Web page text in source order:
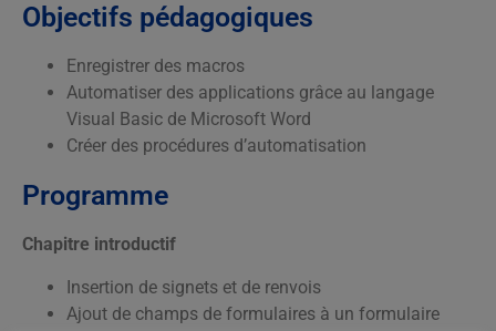
Objectifs pédagogiques
Enregistrer des macros
Automatiser des applications grâce au langage
Visual Basic de Microsoft Word
Créer des procédures d’automatisation
Programme
Chapitre introductif
Insertion de signets et de renvois
Ajout de champs de formulaires à un formulaire